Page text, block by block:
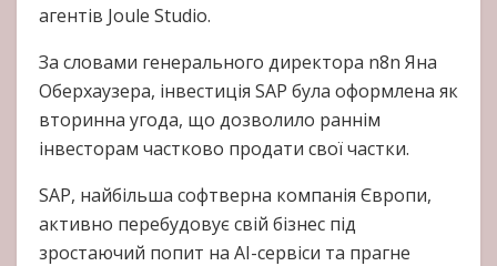
агентів Joule Studio.
За словами генерального директора n8n Яна
Оберхаузера, інвестиція SAP була оформлена як
вторинна угода, що дозволило раннім
інвесторам частково продати свої частки.
SAP, найбільша софтверна компанія Європи,
активно перебудовує свій бізнес під
зростаючий попит на AI-сервіси та прагне